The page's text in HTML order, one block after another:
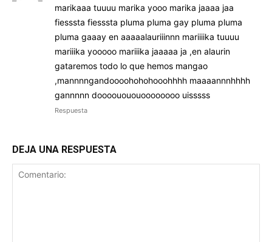
marikaaa tuuuu marika yooo marika jaaaa jaa
fiesssta fiesssta pluma pluma gay pluma pluma
pluma gaaay en aaaaalauriiinnn mariiiika tuuuu
mariiika yooooo mariiika jaaaaa ja ,en alaurin
gataremos todo lo que hemos mangao
,mannnngandoooohohohooohhhh maaaannnhhhh
gannnnn doooouououoooooooo uisssss
Respuesta
DEJA UNA RESPUESTA